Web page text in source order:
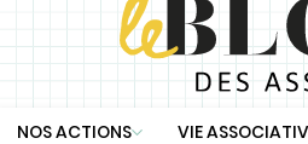
NOS ACTIONS VIE